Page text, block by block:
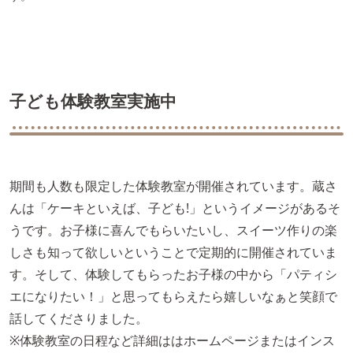
子ども体験教室実施中
期間も人数も限定した体験教室が開催されています。蔵さ
んは「ケーキといえば、子ども!」というイメージがあるそ
うです。お子様に喜んでもらいたいし、スイーツ作りの楽
しさも知って欲しいということで定期的に開催されていま
す。そして、体験してもらったお子様の中から「パティシ
エになりたい！」と思ってもらえたら嬉しいなぁと笑顔で
話してくださりました。
※体験教室の日程など詳細ははホームページまたはインス